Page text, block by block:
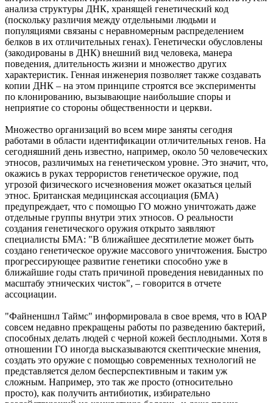
анализа структуры ДНК, хранящей генетический код
(поскольку различия между отдельными людьми и
популяциями связаны с неравномерным распределением
белков в их отличительных генах). Генетически обусловлены
(закодированы в ДНК) внешний вид человека, манера
поведения, длительность жизни и множество других
характеристик. Генная инженерия позволяет также создавать
копии ДНК – на этом принципе строятся все эксперименты
по клонированию, вызывающие наибольшие споры и
неприятие со стороны общественности и церкви.
Множество организаций во всем мире заняты сегодня
работами в области идентификации отличительных генов. На
сегодняшний день известно, например, около 50 человеческих
этносов, различимых на генетическом уровне. Это значит, что,
окажись в руках террористов генетическое оружие, под
угрозой физического исчезновения может оказаться целый
этнос. Британская медицинская ассоциация (БМА)
предупреждает, что с помощью ГО можно уничтожать даже
отдельные группы внутри этих этносов. О реальности
создания генетического оружия открыто заявляют
специалисты БМА: "В ближайшее десятилетие может быть
создано генетическое оружие массового уничтожения. Быстро
прогрессирующее развитие генетики способно уже в
ближайшие годы стать причиной проведения невиданных по
масштабу этнических чисток", – говорится в отчете
ассоциации.
"Файненшнл Таймс" информировала в свое время, что в ЮАР
совсем недавно прекращены работы по разведению бактерий,
способных делать людей с черной кожей бесплодными. Хотя в
отношении ГО иногда высказываются скептические мнения,
создать это оружие с помощью современных технологий не
представляется делом бесперспективным и таким уж
сложным. Например, это так же просто (относительно
просто), как получить антибиотик, избирательно